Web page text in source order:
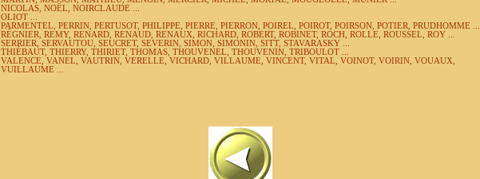
NICOLAS, NOËL, NOIRCLAUDE ...
OLIOT ...
PARMENTEL, PERRIN, PERTUSOT, PHILIPPE, PIERRE, PIERRON, POIREL, POIROT, POIRSON, POTIER, PRUDHOMME ...
RÉGNIER, REMY, RENARD, RENAUD, RENAUX, RICHARD, ROBERT, ROBINET, ROCH, ROLLE, ROUSSEL, ROY ...
SERRIER, SERVAUTOU, SEUCRET, SEVERIN, SIMON, SIMONIN, SITT, STAVARASKY ...
THIÉBAUT, THIERRY, THIRIET, THOMAS, THOUVENEL, THOUVENIN, TRIBOULOT ...
VALENCE, VANEL, VAUTRIN, VERELLE, VICHARD, VILLAUME, VINCENT, VITAL, VOINOT, VOIRIN, VOUAUX,
VUILLAUME ...